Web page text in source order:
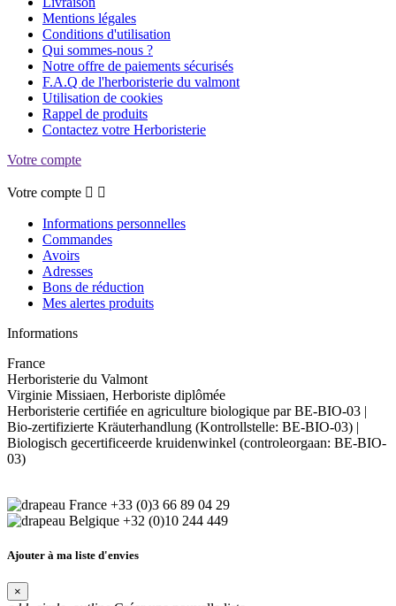
Mentions légales
Conditions d'utilisation
Qui sommes-nous ?
Notre offre de paiements sécurisés
F.A.Q de l'herboristerie du valmont
Utilisation de cookies
Rappel de produits
Contactez votre Herboristerie
Votre compte
Votre compte  
Informations personnelles
Commandes
Avoirs
Adresses
Bons de réduction
Mes alertes produits
Informations
France
Herboristerie du Valmont
Virginie Missiaen, Herboriste diplômée
Herboristerie certifiée en agriculture biologique par BE-BIO-03 |
Bio-zertifizierte Kräuterhandlung (Kontrollstelle: BE-BIO-03) |
Biologisch gecertificeerde kruidenwinkel (controleorgaan: BE-BIO-
03)
+33 (0)3 66 89 04 29
+32 (0)10 244 449
Ajouter à ma liste d'envies
×